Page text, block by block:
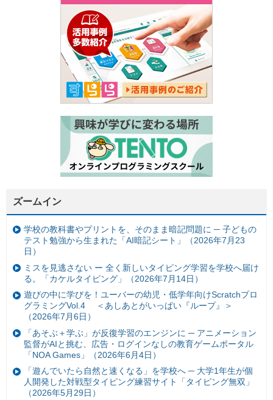
ズームイン
学校の教科書やプリントを、そのまま暗記問題に ─ 子どもの
テスト勉強から生まれた「AI暗記シート」（2026年7月23
日）
ミスを見逃さない ー 全く新しいタイピング学習を学校へ届け
る。「カケルタイピング」（2026年7月14日）
遊びの中に学びを！ユーバーの幼児・低学年向けScratchプロ
グラミングVol.4 ＜あしあとがいっぱい『ループ』＞
（2026年7月6日）
「あそぶ＋学ぶ」が反復学習のエンジンに ─ アニメーション
監督がAIと挑む、広告・ログインなしの教育ゲームポータル
「NOA Games」（2026年6月4日）
「遊んでいたら自然と速くなる」を学校へ ─ 大学1年生が個
人開発した対戦型タイピング練習サイト「タイピング無双」
（2026年5月29日）